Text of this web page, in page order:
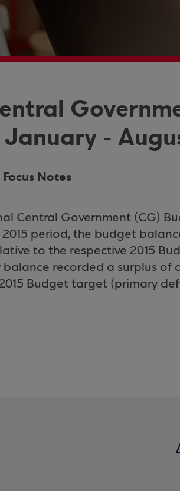
-
Notes
Central Government (CG)
period, the budget
to the respective 2015
balance recorded a surplus of
Budget target (primary